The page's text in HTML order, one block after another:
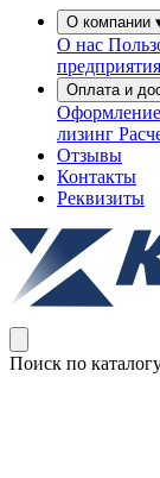
О компании
О нас
Оплата и
Оформление
лизинг
Отзывы
Контакты
Реквизиты
Поиск по